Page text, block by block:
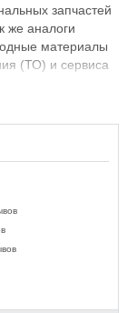
запчастей
же аналоги
материалы
(ТО) и сервиса
: